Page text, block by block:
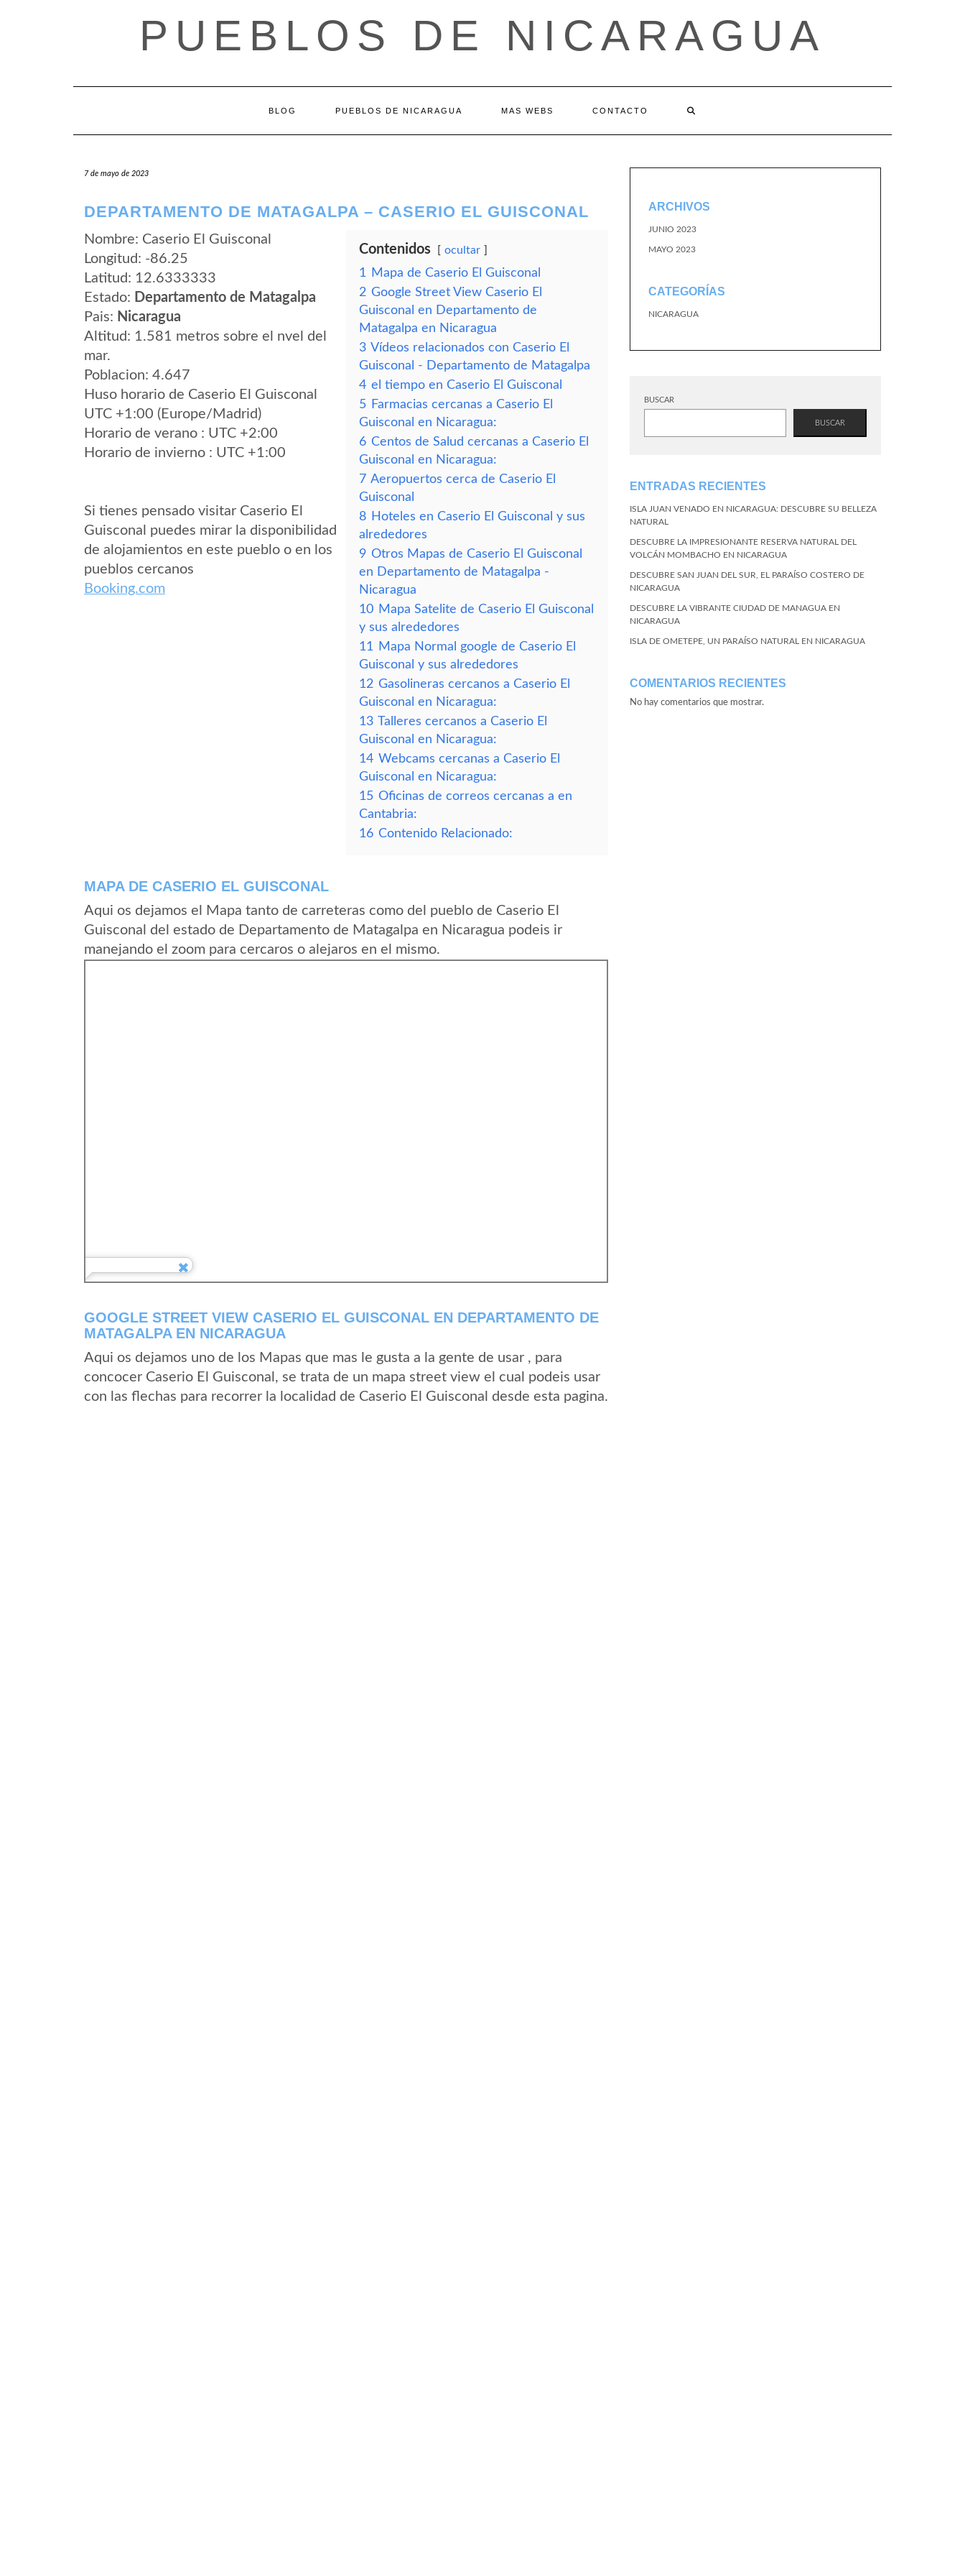
PUEBLOS DE NICARAGUA
BLOG PUEBLOS DE NICARAGUA MAS WEBS CONTACTO
7 de mayo de 2023
DEPARTAMENTO DE MATAGALPA – CASERIO EL GUISCONAL
Nombre: Caserio El Guisconal
Longitud: -86.25
Latitud: 12.6333333
Estado: Departamento de Matagalpa
Pais: Nicaragua
Altitud: 1.581 metros sobre el nvel del
mar.
Poblacion: 4.647
Huso horario de Caserio El Guisconal
UTC +1:00 (Europe/Madrid)
Horario de verano : UTC +2:00
Horario de invierno : UTC +1:00
Si tienes pensado visitar Caserio El
Guisconal puedes mirar la disponibilidad
de alojamientos en este pueblo o en los
pueblos cercanos
Booking.com
Contenidos ocultar
1
Mapa de Caserio El Guisconal
2 Google Street View Caserio El
Guisconal en Departamento de
Matagalpa en Nicaragua
3 Vídeos relacionados con Caserio El
Guisconal - Departamento de Matagalpa
4 el tiempo en Caserio El Guisconal
5 Farmacias cercanas a Caserio El
Guisconal en Nicaragua:
6 Centos de Salud cercanas a Caserio El
Guisconal en Nicaragua:
7 Aeropuertos cerca de Caserio El
Guisconal
8 Hoteles en Caserio El Guisconal y sus
alrededores
9 Otros Mapas de Caserio El Guisconal
en Departamento de Matagalpa -
Nicaragua
10 Mapa Satelite de Caserio El Guisconal
y sus alrededores
11
Mapa Normal google de Caserio El
Guisconal y sus alrededores
12 Gasolineras cercanos a Caserio El
Guisconal en Nicaragua:
13 Talleres cercanos a Caserio El
Guisconal en Nicaragua:
14 Webcams cercanas a Caserio El
Guisconal en Nicaragua:
15 Oficinas de correos cercanas a en
Cantabria:
16 Contenido Relacionado:
MAPA DE CASERIO EL GUISCONAL
Aqui os dejamos el Mapa tanto de carreteras como del pueblo de Caserio El
Guisconal del estado de Departamento de Matagalpa en Nicaragua podeis ir
manejando el zoom para cercaros o alejaros en el mismo.
GOOGLE STREET VIEW CASERIO EL GUISCONAL EN DEPARTAMENTO DE
MATAGALPA EN NICARAGUA
Aqui os dejamos uno de los Mapas que mas le gusta a la gente de usar , para
concocer Caserio El Guisconal, se trata de un mapa street view el cual podeis usar
con las flechas para recorrer la localidad de Caserio El Guisconal desde esta pagina.
ARCHIVOS
JUNIO 2023
MAYO 2023
CATEGORÍAS
NICARAGUA
BUSCAR
BUSCAR
ENTRADAS RECIENTES
ISLA JUAN VENADO EN NICARAGUA: DESCUBRE SU BELLEZA
NATURAL
DESCUBRE LA IMPRESIONANTE RESERVA NATURAL DEL
VOLCÁN MOMBACHO EN NICARAGUA
DESCUBRE SAN JUAN DEL SUR, EL PARAÍSO COSTERO DE
NICARAGUA
DESCUBRE LA VIBRANTE CIUDAD DE MANAGUA EN
NICARAGUA
ISLA DE OMETEPE, UN PARAÍSO NATURAL EN NICARAGUA
COMENTARIOS RECIENTES
No hay comentarios que mostrar.